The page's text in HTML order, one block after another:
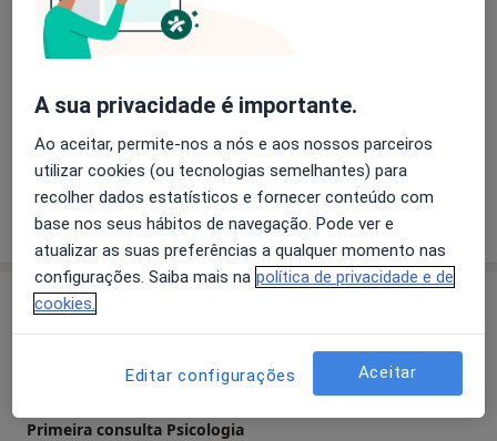
Experiência
Principais doenças tratadas
Transtorno Depressivo Maior
Perturbações do comportamento
Mostrar mais detalhes
sobre a experiência
Serviços e preços
Detalhes
Primeira consulta Psicologia
A sua privacidade é importante.
Ao aceitar, permite-nos a nós e aos nossos parceiros
utilizar cookies (ou tecnologias semelhantes) para
recolher dados estatísticos e fornecer conteúdo com
base nos seus hábitos de navegação. Pode ver e
atualizar as suas preferências a qualquer momento nas
configurações. Saiba mais na política de privacidade e de
cookies.
Editar configurações Aceitar